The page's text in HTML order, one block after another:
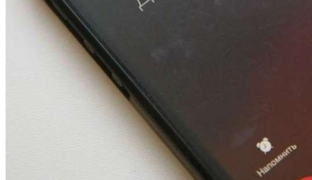
Сладкий праздник в Волгограде: в Центральном
парке прошёл фестиваль „Арбузный переполох“
Волгоградские компании нарастили экспорт:
заключены контракты на 3,6 млн долларов